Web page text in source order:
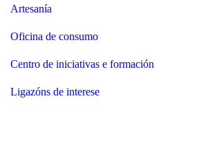
Artesanía
Oficina de consumo
Centro de iniciativas e formación
Ligazóns de interese